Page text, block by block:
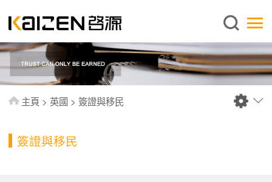
繁體中文
關於啓源
服務範圍
新聞中心
主頁 > 英國 > 簽證與移民
簽證與移民